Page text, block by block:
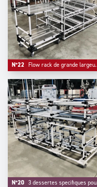
N°22 Flow rack de grande largeur avec renfort et chariot de picking en Aluminium.
N°20 3 dessertes specifiques pour transport et kitting de pièces aeroautiques .